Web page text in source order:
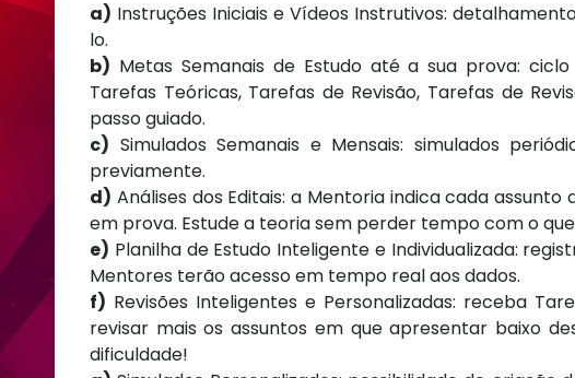
a) Instruções Iniciais e Vídeos Instrutivos:
lo.
b) Metas Semanais de Estudo até a sua prova:
Tarefas Teóricas, Tarefas de Revisão, Tarefas de
passo guiado.
c) Simulados Semanais e Mensais: simulados
previamente.
d) Análises dos Editais: a Mentoria indica cada
em prova. Estude a teoria sem perder tempo com o
e) Planilha de Estudo Inteligente e Individualizada:
Mentores terão acesso em tempo real aos dados.
f) Revisões Inteligentes e Personalizadas: receba
revisar mais os assuntos em que apresentar baixo
dificuldade!